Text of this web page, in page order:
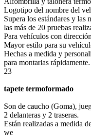
Logotipo del nombre del
Supera los estándares y las
las más de 20 pruebas
Para vehículos con
Mayor estilo para su
Hechas a medida y
para montarlas rápidamente.
23
tapete termoformado
Son de caucho (Goma),
2 delanteras y 2 traseras.
Están realizadas a medida
we